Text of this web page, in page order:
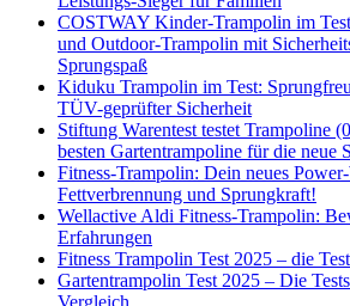
COSTWAY Kinder-Trampolin im
und Outdoor-Trampolin mit
Sprungspaß
Kiduku Trampolin im Test:
TÜV-geprüfter Sicherheit
Stiftung Warentest testet Trampoline
besten Gartentrampoline für die neue
Fitness-Trampolin: Dein neues
Fettverbrennung und Sprungkraft!
Wellactive Aldi Fitness-Trampolin:
Erfahrungen
Fitness Trampolin Test 2025 – die
Gartentrampolin Test 2025 – Die
Vergleich